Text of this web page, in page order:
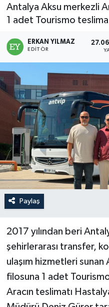
Antalya Aksu merkezli
1 adet Tourismo
ERKAN YILMAZ
EDITÖR
Paylaş
2017 yılından beri
şehirlerarası transfer,
ulaşım hizmetleri sunan
filosuna 1 adet
Aracın teslimatı
TAŞITLAR